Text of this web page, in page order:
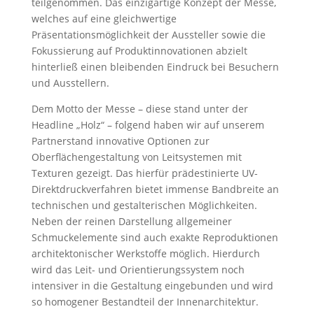
welches auf eine gleichwertige
Präsentationsmöglichkeit der Aussteller sowie die
Fokussierung auf Produktinnovationen abzielt
hinterließ einen bleibenden Eindruck bei Besuchern
und Ausstellern.
Dem Motto der Messe – diese stand unter der
Headline „Holz“ – folgend haben wir auf unserem
Partnerstand innovative Optionen zur
Oberflächengestaltung von Leitsystemen mit
Texturen gezeigt. Das hierfür prädestinierte UV-
Direktdruckverfahren bietet immense Bandbreite an
technischen und gestalterischen Möglichkeiten.
Neben der reinen Darstellung allgemeiner
Schmuckelemente sind auch exakte Reproduktionen
architektonischer Werkstoffe möglich. Hierdurch
wird das Leit- und Orientierungssystem noch
intensiver in die Gestaltung eingebunden und wird
so homogener Bestandteil der Innenarchitektur.